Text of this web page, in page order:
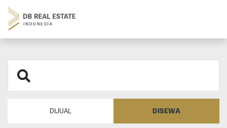
DIJUAL DISEWA